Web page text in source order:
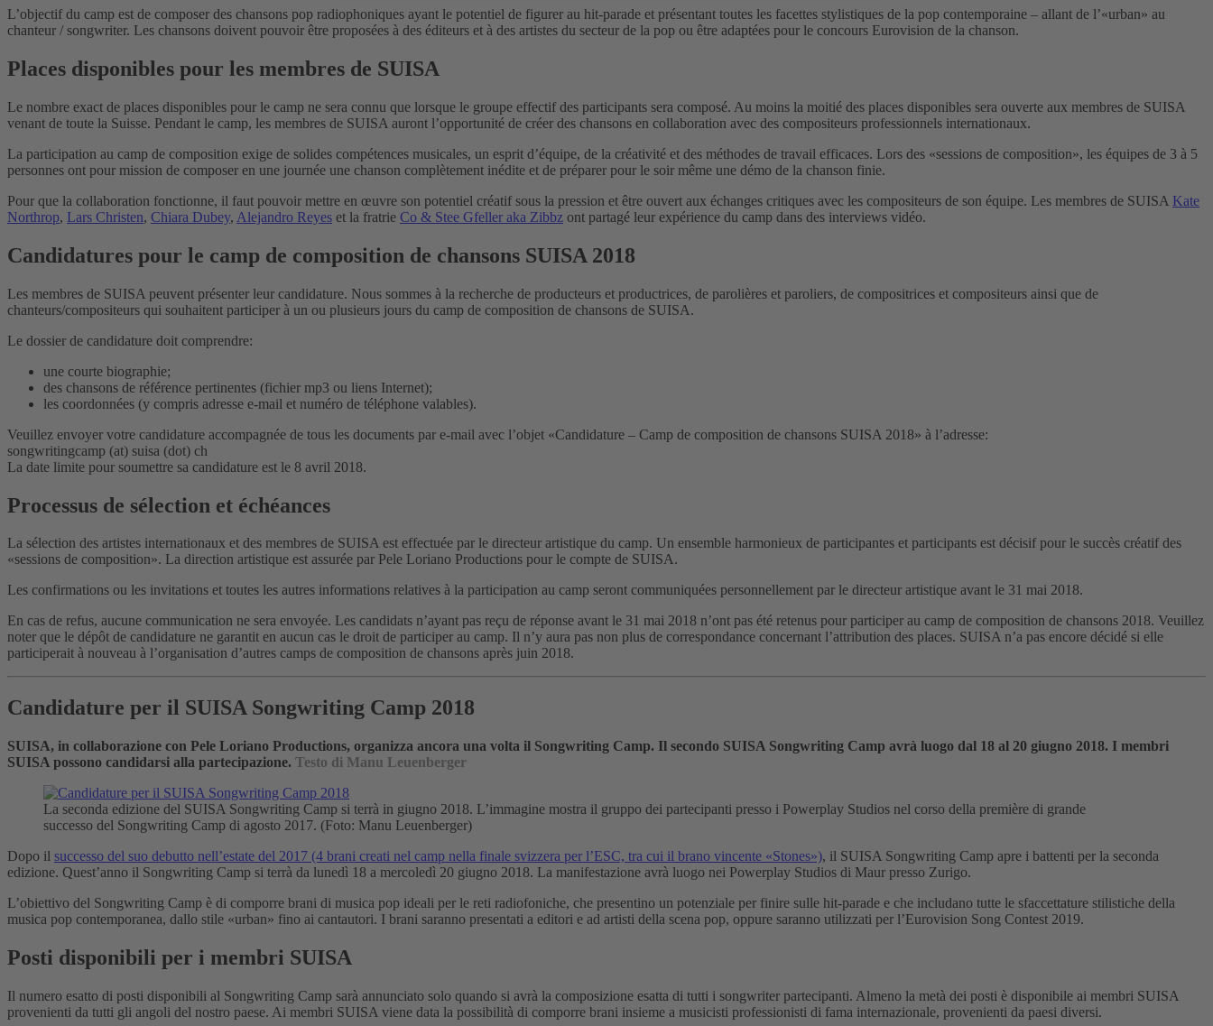
L’objectif du camp est de composer des chansons pop radiophoniques ayant le potentiel de figurer au hit-parade et présentant toutes les facettes stylistiques de la pop contemporaine – allant de l’«urban» au
chanteur / songwriter. Les chansons doivent pouvoir être proposées à des éditeurs et à des artistes du secteur de la pop ou être adaptées pour le concours Eurovision de la chanson.
Places disponibles pour les membres de SUISA
Le nombre exact de places disponibles pour le camp ne sera connu que lorsque le groupe effectif des participants sera composé. Au moins la moitié des places disponibles sera ouverte aux membres de SUISA
venant de toute la Suisse. Pendant le camp, les membres de SUISA auront l’opportunité de créer des chansons en collaboration avec des compositeurs professionnels internationaux.
La participation au camp de composition exige de solides compétences musicales, un esprit d’équipe, de la créativité et des méthodes de travail efficaces. Lors des «sessions de composition», les équipes de 3 à 5
personnes ont pour mission de composer en une journée une chanson complètement inédite et de préparer pour le soir même une démo de la chanson finie.
Pour que la collaboration fonctionne, il faut pouvoir mettre en œuvre son potentiel créatif sous la pression et être ouvert aux échanges critiques avec les compositeurs de son équipe. Les membres de SUISA Kate
Northrop, Lars Christen, Chiara Dubey, Alejandro Reyes et la fratrie Co & Stee Gfeller aka Zibbz ont partagé leur expérience du camp dans des interviews vidéo.
Candidatures pour le camp de composition de chansons SUISA 2018
Les membres de SUISA peuvent présenter leur candidature. Nous sommes à la recherche de producteurs et productrices, de parolières et paroliers, de compositrices et compositeurs ainsi que de
chanteurs/compositeurs qui souhaitent participer à un ou plusieurs jours du camp de composition de chansons de SUISA.
Le dossier de candidature doit comprendre:
une courte biographie;
des chansons de référence pertinentes (fichier mp3 ou liens Internet);
les coordonnées (y compris adresse e-mail et numéro de téléphone valables).
Veuillez envoyer votre candidature accompagnée de tous les documents par e-mail avec l’objet «Candidature – Camp de composition de chansons SUISA 2018» à l’adresse:
songwritingcamp (at) suisa (dot) ch
La date limite pour soumettre sa candidature est le 8 avril 2018.
Processus de sélection et échéances
La sélection des artistes internationaux et des membres de SUISA est effectuée par le directeur artistique du camp. Un ensemble harmonieux de participantes et participants est décisif pour le succès créatif des
«sessions de composition». La direction artistique est assurée par Pele Loriano Productions pour le compte de SUISA.
Les confirmations ou les invitations et toutes les autres informations relatives à la participation au camp seront communiquées personnellement par le directeur artistique avant le 31 mai 2018.
En cas de refus, aucune communication ne sera envoyée. Les candidats n’ayant pas reçu de réponse avant le 31 mai 2018 n’ont pas été retenus pour participer au camp de composition de chansons 2018. Veuillez
noter que le dépôt de candidature ne garantit en aucun cas le droit de participer au camp. Il n’y aura pas non plus de correspondance concernant l’attribution des places. SUISA n’a pas encore décidé si elle
participerait à nouveau à l’organisation d’autres camps de composition de chansons après juin 2018.
Candidature per il SUISA Songwriting Camp 2018
SUISA, in collaborazione con Pele Loriano Productions, organizza ancora una volta il Songwriting Camp. Il secondo SUISA Songwriting Camp avrà luogo dal 18 al 20 giugno 2018. I membri
SUISA possono candidarsi alla partecipazione. Testo di Manu Leuenberger
La seconda edizione del SUISA Songwriting Camp si terrà in giugno 2018. L’immagine mostra il gruppo dei partecipanti presso i Powerplay Studios nel corso della première di grande
successo del Songwriting Camp di agosto 2017. (Foto: Manu Leuenberger)
Dopo il successo del suo debutto nell’estate del 2017 (4 brani creati nel camp nella finale svizzera per l’ESC, tra cui il brano vincente «Stones»), il SUISA Songwriting Camp apre i battenti per la seconda
edizione. Quest’anno il Songwriting Camp si terrà da lunedì 18 a mercoledì 20 giugno 2018. La manifestazione avrà luogo nei Powerplay Studios di Maur presso Zurigo.
L’obiettivo del Songwriting Camp è di comporre brani di musica pop ideali per le reti radiofoniche, che presentino un potenziale per finire sulle hit-parade e che includano tutte le sfaccettature stilistiche della
musica pop contemporanea, dallo stile «urban» fino ai cantautori. I brani saranno presentati a editori e ad artisti della scena pop, oppure saranno utilizzati per l’Eurovision Song Contest 2019.
Posti disponibili per i membri SUISA
Il numero esatto di posti disponibili al Songwriting Camp sarà annunciato solo quando si avrà la composizione esatta di tutti i songwriter partecipanti. Almeno la metà dei posti è disponibile ai membri SUISA
provenienti da tutti gli angoli del nostro paese. Ai membri SUISA viene data la possibilità di comporre brani insieme a musicisti professionisti di fama internazionale, provenienti da paesi diversi.